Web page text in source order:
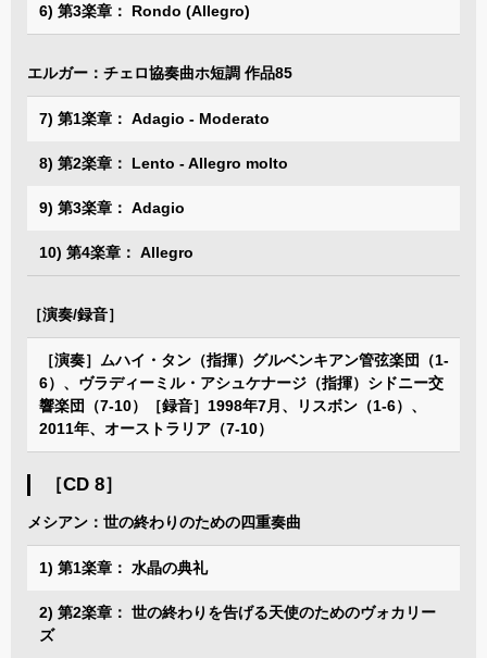
6) 第3楽章： Rondo (Allegro)
エルガー：チェロ協奏曲ホ短調 作品85
7) 第1楽章： Adagio - Moderato
8) 第2楽章： Lento - Allegro molto
9) 第3楽章： Adagio
10) 第4楽章： Allegro
［演奏/録音］
［演奏］ムハイ・タン（指揮）グルベンキアン管弦楽団（1-
6）、ヴラディーミル・アシュケナージ（指揮）シドニー交
響楽団（7-10）［録音］1998年7月、リスボン（1-6）、
2011年、オーストラリア（7-10）
［CD 8］
メシアン：世の終わりのための四重奏曲
1) 第1楽章： 水晶の典礼
2) 第2楽章： 世の終わりを告げる天使のためのヴォカリー
ズ